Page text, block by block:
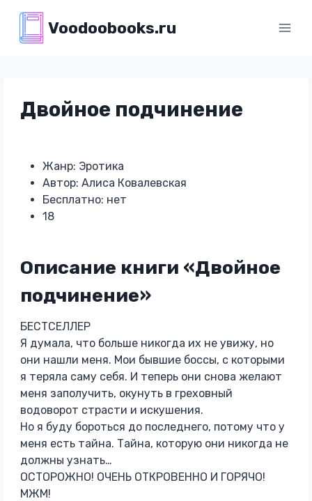
содержимому
Voodoobooks.ru
Двойное подчинение
Жанр: Эротика
Автор: Алиса Ковалевская
Бесплатно: нет
18
Описание книги «Двойное
подчинение»
БЕСТСЕЛЛЕР
Я думала, что больше никогда их не увижу, но
они нашли меня. Мои бывшие боссы, с которыми
я теряла саму себя. И теперь они снова желают
меня заполучить, окунуть в греховный
водоворот страсти и искушения.
Но я буду бороться до последнего, потому что у
меня есть тайна. Тайна, которую они никогда не
должны узнать…
ОСТОРОЖНО! ОЧЕНЬ ОТКРОВЕННО И ГОРЯЧО!
МЖМ!